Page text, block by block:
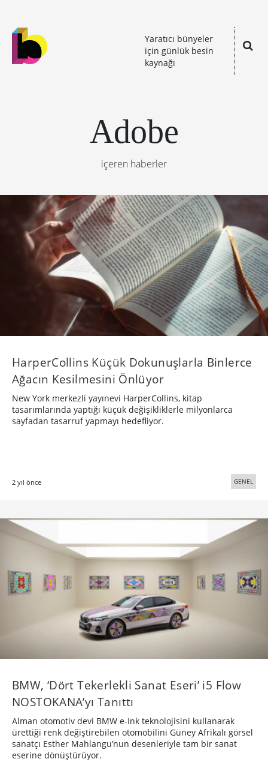
Yaratıcı bünyeler
için günlük besin
kaynağı
Adobe
içeren haberler
HarperCollins Küçük Dokunuşlarla Binlerce
Ağacın Kesilmesini Önlüyor
New York merkezli yayınevi HarperCollins, kitap
tasarımlarında yaptığı küçük değişikliklerle milyonlarca
sayfadan tasarruf yapmayı hedefliyor.
2 yıl önce GENEL
BMW, ‘Dört Tekerlekli Sanat Eseri’ i5 Flow
NOSTOKANA’yı Tanıttı
Alman otomotiv devi BMW e-Ink teknolojisini kullanarak
ürettiği renk değiştirebilen otomobilini Güney Afrikalı görsel
sanatçı Esther Mahlangu’nun desenleriyle tam bir sanat
eserine dönüştürüyor.